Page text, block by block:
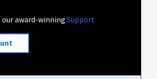
our award-winningSupport